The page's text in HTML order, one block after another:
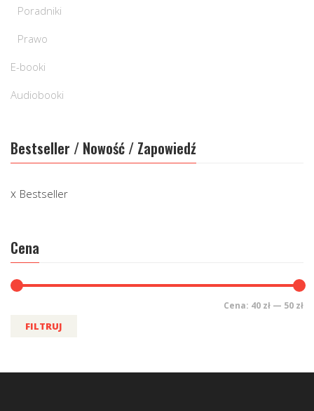
Poradniki
Prawo
E-booki
Audiobooki
Bestseller / Nowość / Zapowiedź
Bestseller
Cena
FILTRUJ
Cena: 40 zł — 50 zł